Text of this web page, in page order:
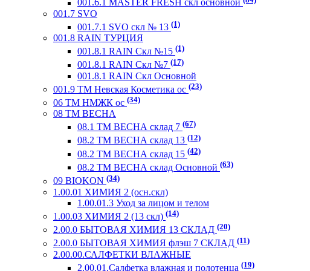
001.6.1 MASTER FRESH скл основной
001.7 SVO
001.7.1 SVO скл № 13 (1)
001.8 RAIN ТУРЦИЯ
001.8.1 RAIN Скл №15 (1)
001.8.1 RAIN Скл №7 (17)
001.8.1 RAIN Скл Основной
001.9 ТМ Невская Косметика ос (23)
06 ТМ НМЖК ос (34)
08 ТМ ВЕСНА
08.1 ТМ ВЕСНА склад 7 (67)
08.2 ТМ ВЕСНА склад 13 (12)
08.2 ТМ ВЕСНА склад 15 (42)
08.2 ТМ ВЕСНА склад Основной (63)
09 BIOKON (34)
1.00.01 ХИМИЯ 2 (осн.скл)
1.00.01.3 Уход за лицом и телом
1.00.03 ХИМИЯ 2 (13 скл) (14)
2.00.0 БЫТОВАЯ ХИМИЯ 13 СКЛАД (20)
2.00.0 БЫТОВАЯ ХИМИЯ флэш 7 СКЛАД (11)
2.00.00.САЛФЕТКИ ВЛАЖНЫЕ
2.00.01.Салфетка влажная и полотенца (19)